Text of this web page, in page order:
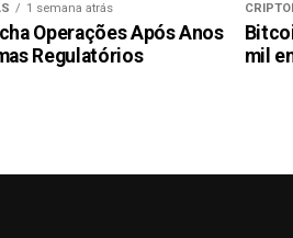
1 semana atrás
Operações Após Anos
Regulatórios
mil